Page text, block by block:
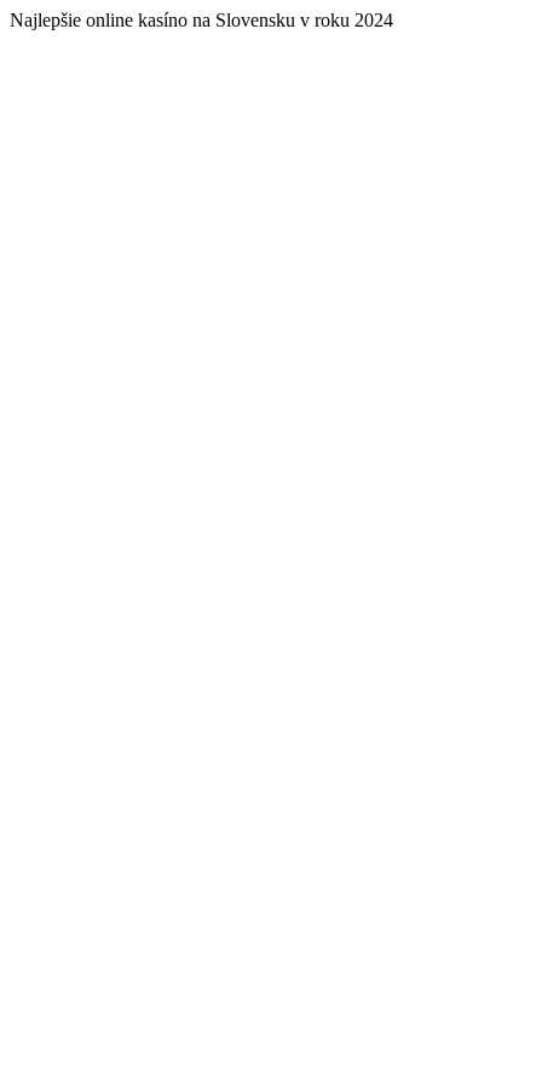
Najlepšie online kasíno na Slovensku v roku 2024